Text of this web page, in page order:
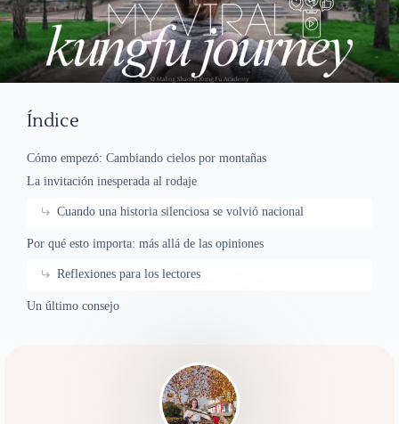
Índice
Cómo empezó: Cambiando cielos por montañas
La invitación inesperada al rodaje
Cuando una historia silenciosa se volvió nacional
Por qué esto importa: más allá de las opiniones
Reflexiones para los lectores
Un último consejo